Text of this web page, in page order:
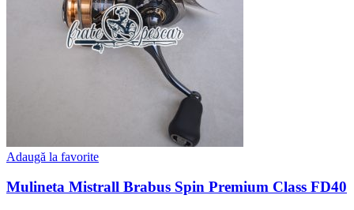
Adaugă la favorite
Mulineta Mistrall Brabus Spin Premium Class FD40